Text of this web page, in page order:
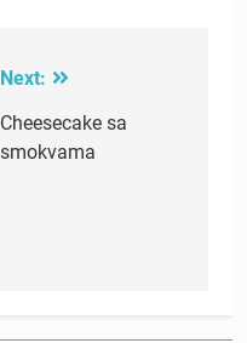
Next:
Cheesecake sa
smokvama